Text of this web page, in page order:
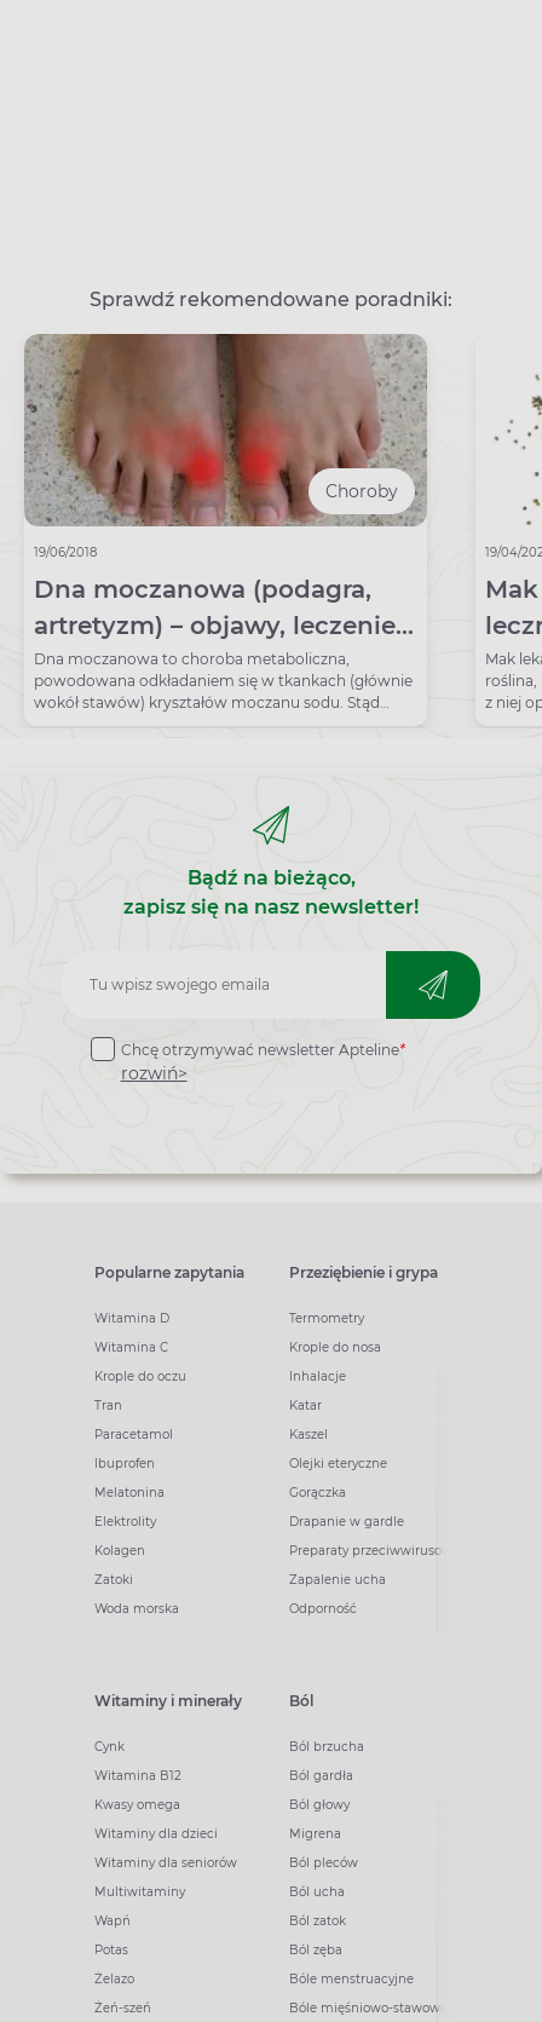
Sprawdź rekomendowane poradniki:
Choroby
19/06/2018
Dna moczanowa (podagra,
artretyzm) – objawy, leczenie.
Jaka dieta przy dnie
moczanowej?
Dna moczanowa to choroba metaboliczna,
powodowana odkładaniem się w tkankach (głównie
wokół stawów) kryształów moczanu sodu. Stąd
bolesne stany zapalne.
19/04/
Mak
z niej
Bądź na bieżąco,
zapisz się na nasz newsletter!
Zapisz
newslettera
Chcę otrzymywać newsletter Apteline*
rozwiń>
Popularne zapytania
Witamina D
Witamina C
Krople do oczu
Tran
Paracetamol
Ibuprofen
Melatonina
Elektrolity
Kolagen
Zatoki
Woda morska
Przeziębienie i grypa
Termometry
Krople do nosa
Inhalacje
Katar
Kaszel
Olejki eteryczne
Gorączka
Drapanie w gardle
Preparaty przeciwwirusowe
Zapalenie ucha
Odporność
Witaminy i minerały
Cynk
Witamina B12
Kwasy omega
Witaminy dla dzieci
Witaminy dla seniorów
Multiwitaminy
Wapń
Potas
Żelazo
Żeń-szeń
Ból
Ból brzucha
Ból gardła
Ból głowy
Migrena
Ból pleców
Ból ucha
Ból zatok
Ból zęba
Bóle menstruacyjne
Bóle mięśniowo-stawowe